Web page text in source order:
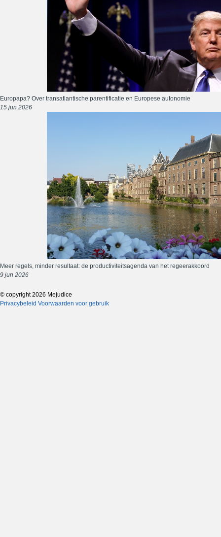
Europapa? Over transatlantische parentificatie en Europese autonomie
15 jun 2026
Meer regels, minder resultaat: de productiviteitsagenda van het regeerakkoord
9 jun 2026
© copyright 2026 Mejudice
Privacybeleid Voorwaarden voor gebruik